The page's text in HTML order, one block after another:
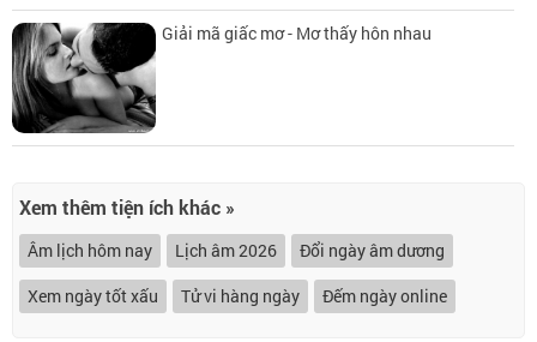
Giải mã giấc mơ - Mơ thấy hôn nhau
Xem thêm tiện ích khác »
Âm lịch hôm nay Lịch âm 2026
Đổi ngày âm dương
Xem ngày tốt xấu
Tử vi hàng ngày Đếm ngày online